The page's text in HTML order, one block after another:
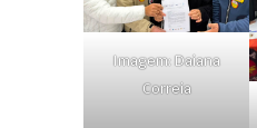
Imagem: Daiana
Correia